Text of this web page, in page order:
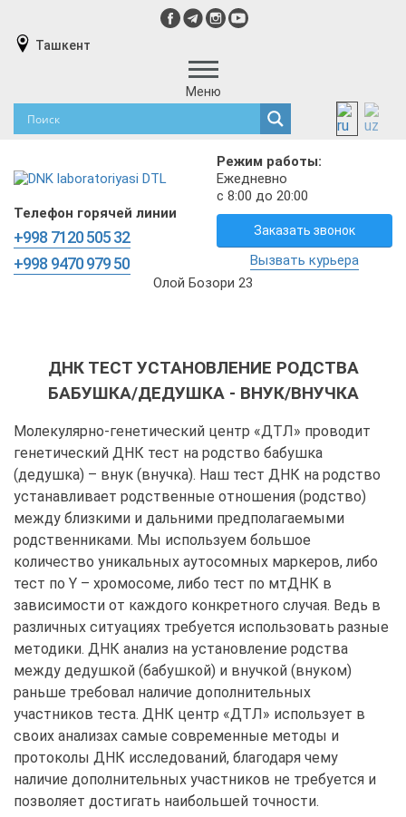
Ташкент
Меню
Режим работы:
Ежедневно
с 8:00 до 20:00
Телефон горячей линии
+998 7120 505 32
+998 9470 979 50
Заказать звонок
Вызвать курьера
Олой Бозори 23
ДНК ТЕСТ УСТАНОВЛЕНИЕ РОДСТВА
БАБУШКА/ДЕДУШКА - ВНУК/ВНУЧКА
Молекулярно-генетический центр «ДТЛ» проводит
генетический ДНК тест на родство бабушка
(дедушка) – внук (внучка). Наш тест ДНК на родство
устанавливает родственные отношения (родство)
между близкими и дальними предполагаемыми
родственниками. Мы используем большое
количество уникальных аутосомных маркеров, либо
тест по Y – хромосоме, либо тест по мтДНК в
зависимости от каждого конкретного случая. Ведь в
различных ситуациях требуется использовать разные
методики. ДНК анализ на установление родства
между дедушкой (бабушкой) и внучкой (внуком)
раньше требовал наличие дополнительных
участников теста. ДНК центр «ДТЛ» использует в
своих анализах самые современные методы и
протоколы ДНК исследований, благодаря чему
наличие дополнительных участников не требуется и
позволяет достигать наибольшей точности.